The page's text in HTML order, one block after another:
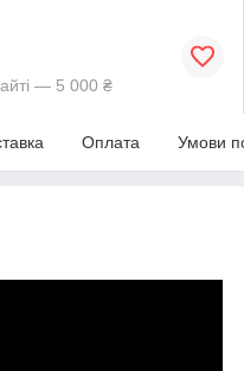
— 5 000 ₴
Оплата Умови